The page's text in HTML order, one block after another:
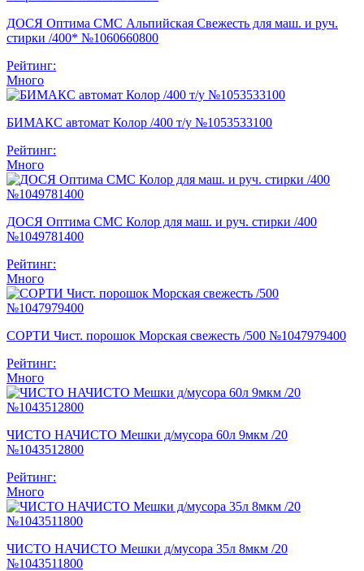
ДОСЯ Оптима СМС Альпийская Свежесть для маш. и руч.
стирки /400* №1060660800
Рейтинг:
Много
БИМАКС автомат Колор /400 т/у №1053533100
Рейтинг:
Много
ДОСЯ Оптима СМС Колор для маш. и руч. стирки /400
№1049781400
Рейтинг:
Много
СОРТИ Чист. порошок Морская свежесть /500 №1047979400
Рейтинг:
Много
ЧИСТО НАЧИСТО Мешки д/мусора 60л 9мкм /20
№1043512800
Рейтинг:
Много
ЧИСТО НАЧИСТО Мешки д/мусора 35л 8мкм /20
№1043511800